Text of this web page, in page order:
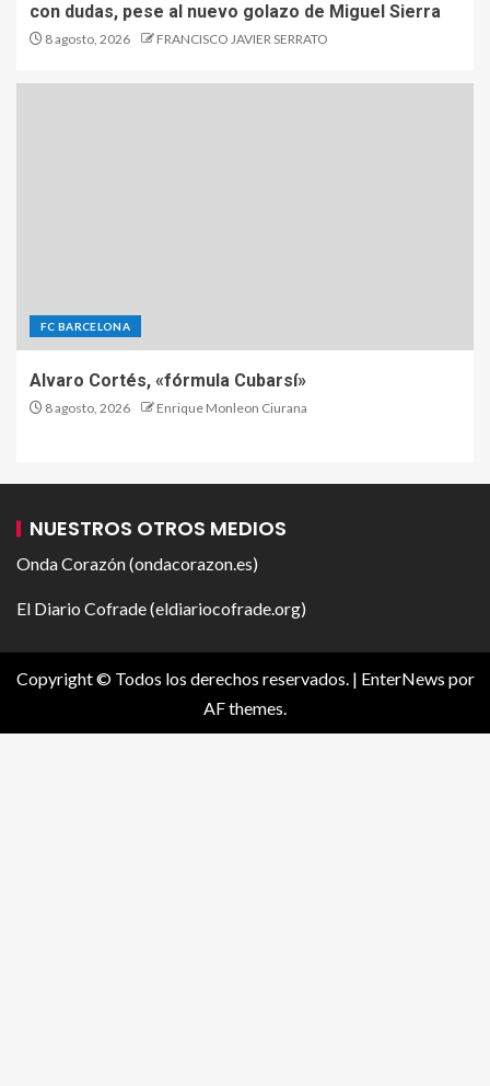
con dudas, pese al nuevo golazo de Miguel Sierra
8 agosto, 2026 FRANCISCO JAVIER SERRATO
FC BARCELONA
Alvaro Cortés, «fórmula Cubarsí»
8 agosto, 2026 Enrique Monleon Ciurana
NUESTROS OTROS MEDIOS
Onda Corazón (ondacorazon.es)
El Diario Cofrade (eldiariocofrade.org)
Copyright © Todos los derechos reservados. | EnterNews por
AF themes.